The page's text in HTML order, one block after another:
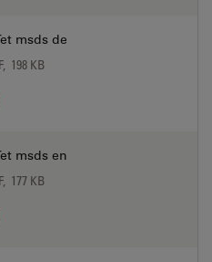
msds de
198 KB
msds en
177 KB